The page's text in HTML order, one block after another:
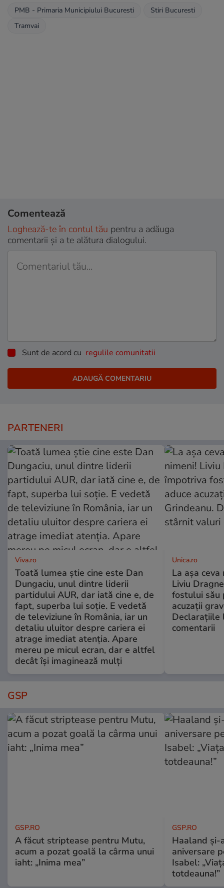
PMB - Primaria Municipiului Bucuresti
Stiri Bucuresti
Tramvai
Comentează
Loghează-te în contul tău pentru a adăuga
comentarii și a te alătura dialogului.
Sunt de acord cu regulile comunitatii
PARTENERI
Viva.ro
Toată lumea știe cine este Dan
Dungaciu, unul dintre liderii
partidului AUR, dar iată cine e, de
fapt, superba lui soție. E vedetă
de televiziune în România, iar un
detaliu uluitor despre cariera ei
atrage imediat atenția. Apare
mereu pe micul ecran, dar e altfel
decât își imaginează mulți
Unica.ro
La așa
Liviu
fostului său
acuzații
Declarațiile
comentarii
GSP
GSP.RO
A făcut striptease pentru Mutu,
acum a pozat goală la cârma unui
iaht: „Inima mea”
GSP.RO
Haaland
aniversare
Isabel:
totdeauna!”